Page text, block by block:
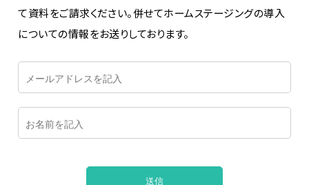
て資料をご請求ください。併せてホームステージングの導入
についての情報をお送りしております。